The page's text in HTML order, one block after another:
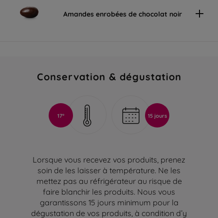
Amandes enrobées de chocolat noir
Conservation & dégustation
17° 15 jours
Lorsque vous recevez vos produits, prenez
soin de les laisser à température. Ne les
mettez pas au réfrigérateur au risque de
faire blanchir les produits. Nous vous
garantissons 15 jours minimum pour la
dégustation de vos produits, à condition d’y